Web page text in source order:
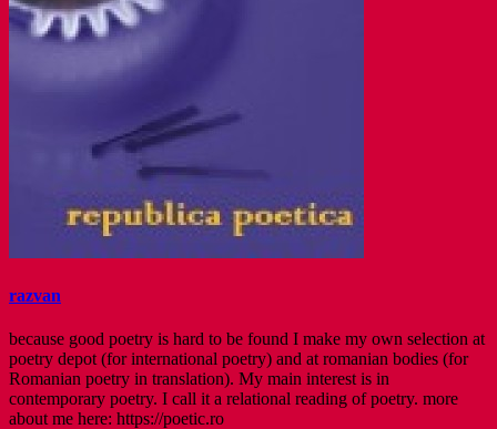
razvan
because good poetry is hard to be found I make my own selection at
poetry depot (for international poetry) and at romanian bodies (for
Romanian poetry in translation). My main interest is in
contemporary poetry. I call it a relational reading of poetry. more
about me here: https://poetic.ro